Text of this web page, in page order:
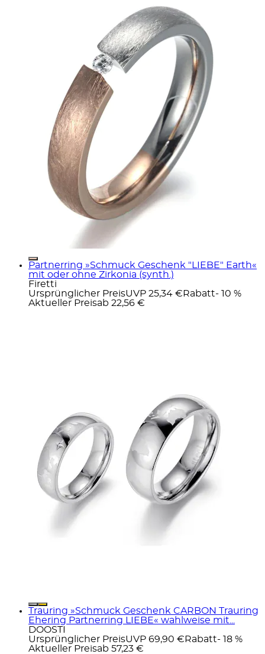
Partnerring »Schmuck Geschenk "LIEBE" Earth«
mit oder ohne Zirkonia (synth.)
Firetti
Ursprünglicher PreisUVP 25,34 € Rabatt- 10 %
Aktueller Preisab 22,56 €
Trauring »Schmuck Geschenk CARBON Trauring
Ehering Partnerring LIEBE« wahlweise mit...
DOOSTI
Ursprünglicher PreisUVP 69,90 € Rabatt- 18 %
Aktueller Preisab 57,23 €